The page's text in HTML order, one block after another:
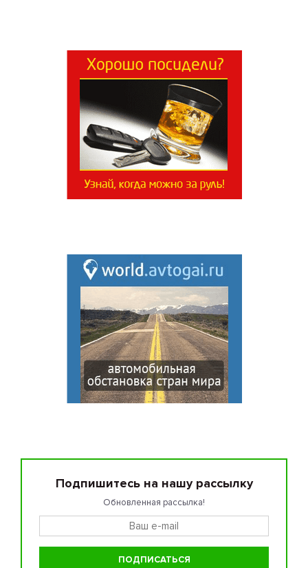
Подпишитесь на нашу рассылку
Обновленная рассылка!